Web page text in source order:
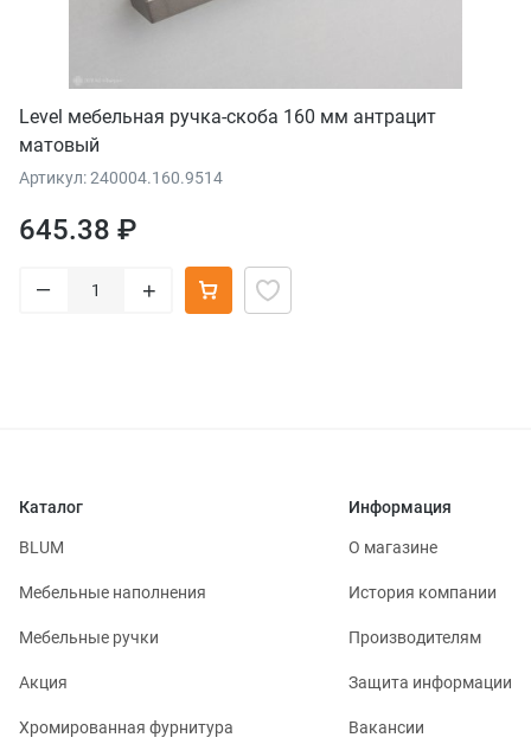
Level мебельная ручка-скоба 160 мм антрацит
матовый
Артикул: 240004.160.9514
645.38 ₽
– +
Каталог
BLUM
Мебельные наполнения
Мебельные ручки
Акция
Хромированная фурнитура
Информация
О магазине
История компании
Производителям
Защита информации
Вакансии